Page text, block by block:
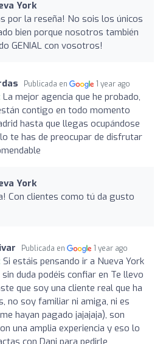
York
por la reseña! No sois los únicos
bien porque nosotros también
GENIAL con vosotros!
Publicada en 1 year ago
La mejor agencia que he probado,
contigo en todo momento
hasta que llegas ocupándose
te has de preocupar de disfrutar
York
Con clientes como tú da gusto
Publicada en 1 year ago
Si estáis pensando ir a Nueva York
duda podéis confiar en Te llevo
que soy una cliente real que ha
no soy familiar ni amiga, ni es
hayan pagado jajajaja), son
una amplia experiencia y eso lo
con Dani para pedirle